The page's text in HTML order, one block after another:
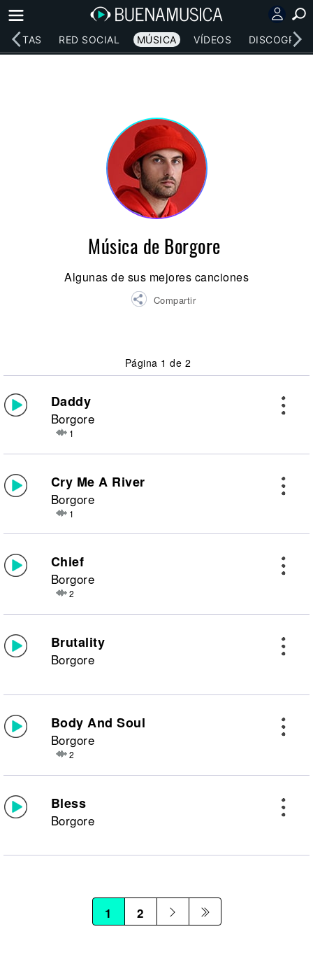
RED SOCIAL MÚSICA VÍDEOS
Música de Borgore
Algunas de sus mejores canciones
Compartir
Página 1 de 2
Daddy
Borgore
1
Cry Me A River
Borgore
1
Chief
Borgore
2
Brutality
Borgore
Body And Soul
Borgore
2
Bless
Borgore
1 2